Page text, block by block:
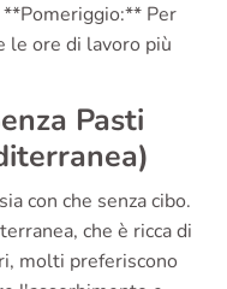
Per
le ore di lavoro più
Pasti
con che senza cibo.
che è ricca di
molti preferiscono